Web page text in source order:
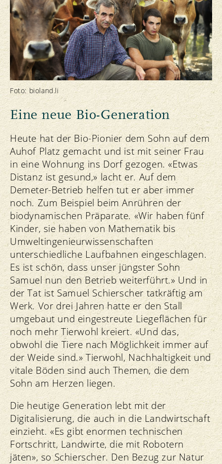
Foto: bioland.li
Eine neue Bio-Generation
Heute hat der Bio-Pionier dem Sohn auf dem
Auhof Platz gemacht und ist mit seiner Frau
in eine Wohnung ins Dorf gezogen. «Etwas
Distanz ist gesund,» lacht er. Auf dem
Demeter-Betrieb helfen tut er aber immer
noch. Zum Beispiel beim Anrühren der
biodynamischen Präparate. «Wir haben fünf
Kinder, sie haben von Mathematik bis
Umweltingenieurwissenschaften
unterschiedliche Laufbahnen eingeschlagen.
Es ist schön, dass unser jüngster Sohn
Samuel nun den Betrieb weiterführt.» Und in
der Tat ist Samuel Schierscher tatkräftig am
Werk. Vor drei Jahren hatte er den Stall
umgebaut und eingestreute Liegeflächen für
noch mehr Tierwohl kreiert. «Und das,
obwohl die Tiere nach Möglichkeit immer auf
der Weide sind.» Tierwohl, Nachhaltigkeit und
vitale Böden sind auch Themen, die dem
Sohn am Herzen liegen.
Die heutige Generation lebt mit der
Digitalisierung, die auch in die Landwirtschaft
einzieht. «Es gibt enormen technischen
Fortschritt, Landwirte, die mit Robotern
jäten», so Schierscher. Den Bezug zur Natur